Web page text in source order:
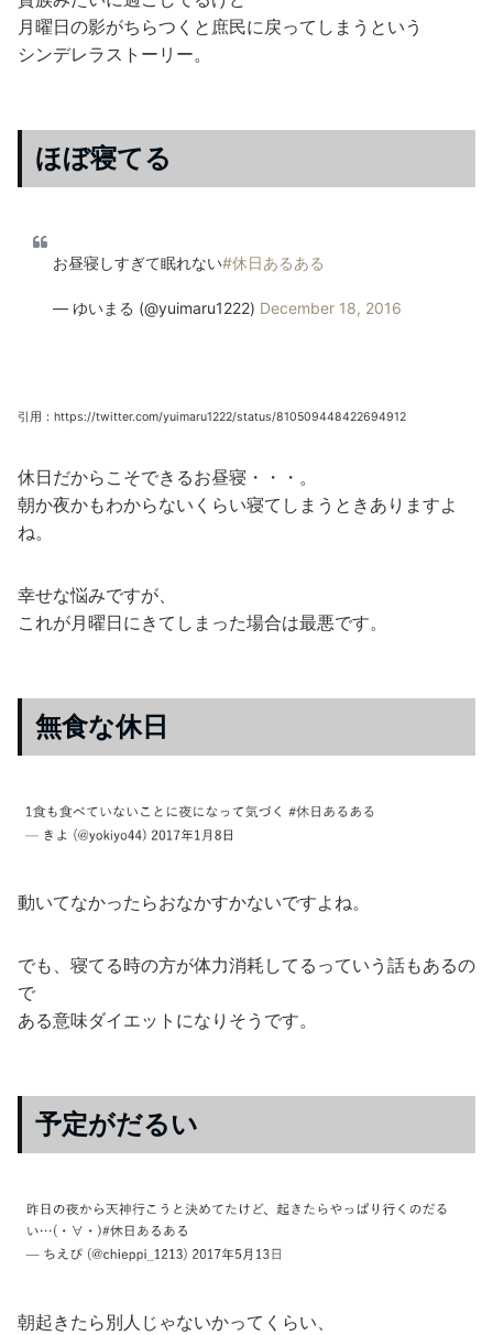
月曜日の影がちらつくと庶民に戻ってしまうという
シンデレラストーリー。
ほぼ寝てる
お昼寝しすぎて眠れない#休日あるある
— ゆいまる (@yuimaru1222) December 18, 2016
引用：https://twitter.com/yuimaru1222/status/810509448422694912
休日だからこそできるお昼寝・・・。
朝か夜かもわからないくらい寝てしまうときありますよ
ね。
幸せな悩みですが、
これが月曜日にきてしまった場合は最悪です。
無食な休日
動いてなかったらおなかすかないですよね。
でも、寝てる時の方が体力消耗してるっていう話もあるの
で
ある意味ダイエットになりそうです。
予定がだるい
朝起きたら別人じゃないかってくらい、